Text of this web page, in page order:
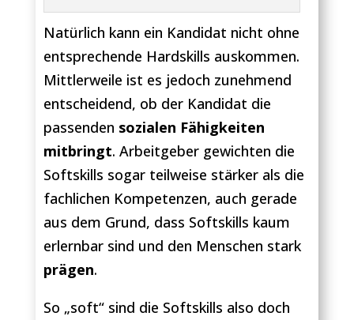
Natürlich kann ein Kandidat nicht ohne
entsprechende Hardskills auskommen.
Mittlerweile ist es jedoch zunehmend
entscheidend, ob der Kandidat die
passenden sozialen Fähigkeiten
mitbringt. Arbeitgeber gewichten die
Softskills sogar teilweise stärker als die
fachlichen Kompetenzen, auch gerade
aus dem Grund, dass Softskills kaum
erlernbar sind und den Menschen stark
prägen.
So „soft“ sind die Softskills also doch